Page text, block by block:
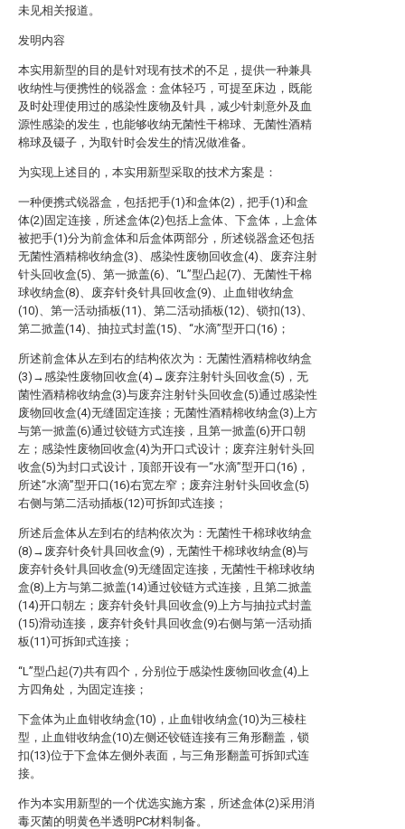
未见相关报道。
发明内容
本实用新型的目的是针对现有技术的不足，提供一种兼具
收纳性与便携性的锐器盒：盒体轻巧，可提至床边，既能
及时处理使用过的感染性废物及针具，减少针刺意外及血
源性感染的发生，也能够收纳无菌性干棉球、无菌性酒精
棉球及镊子，为取针时会发生的情况做准备。
为实现上述目的，本实用新型采取的技术方案是：
一种便携式锐器盒，包括把手(1)和盒体(2)，把手(1)和盒
体(2)固定连接，所述盒体(2)包括上盒体、下盒体，上盒体
被把手(1)分为前盒体和后盒体两部分，所述锐器盒还包括
无菌性酒精棉收纳盒(3)、感染性废物回收盒(4)、废弃注射
针头回收盒(5)、第一掀盖(6)、“L”型凸起(7)、无菌性干棉
球收纳盒(8)、废弃针灸针具回收盒(9)、止血钳收纳盒
(10)、第一活动插板(11)、第二活动插板(12)、锁扣(13)、
第二掀盖(14)、抽拉式封盖(15)、“水滴”型开口(16)；
所述前盒体从左到右的结构依次为：无菌性酒精棉收纳盒
(3)→感染性废物回收盒(4)→废弃注射针头回收盒(5)，无
菌性酒精棉收纳盒(3)与废弃注射针头回收盒(5)通过感染性
废物回收盒(4)无缝固定连接；无菌性酒精棉收纳盒(3)上方
与第一掀盖(6)通过铰链方式连接，且第一掀盖(6)开口朝
左；感染性废物回收盒(4)为开口式设计；废弃注射针头回
收盒(5)为封口式设计，顶部开设有一“水滴”型开口(16)，
所述“水滴”型开口(16)右宽左窄；废弃注射针头回收盒(5)
右侧与第二活动插板(12)可拆卸式连接；
所述后盒体从左到右的结构依次为：无菌性干棉球收纳盒
(8)→废弃针灸针具回收盒(9)，无菌性干棉球收纳盒(8)与
废弃针灸针具回收盒(9)无缝固定连接，无菌性干棉球收纳
盒(8)上方与第二掀盖(14)通过铰链方式连接，且第二掀盖
(14)开口朝左；废弃针灸针具回收盒(9)上方与抽拉式封盖
(15)滑动连接，废弃针灸针具回收盒(9)右侧与第一活动插
板(11)可拆卸式连接；
“L”型凸起(7)共有四个，分别位于感染性废物回收盒(4)上
方四角处，为固定连接；
下盒体为止血钳收纳盒(10)，止血钳收纳盒(10)为三棱柱
型，止血钳收纳盒(10)左侧还铰链连接有三角形翻盖，锁
扣(13)位于下盒体左侧外表面，与三角形翻盖可拆卸式连
接。
作为本实用新型的一个优选实施方案，所述盒体(2)采用消
毒灭菌的明黄色半透明PC材料制备。